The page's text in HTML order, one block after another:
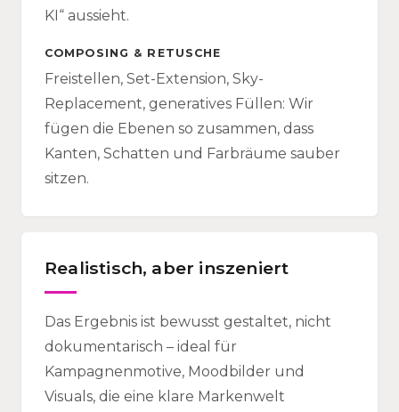
KI“ aussieht.
COMPOSING & RETUSCHE
Freistellen, Set-Extension, Sky-
Replacement, generatives Füllen: Wir
fügen die Ebenen so zusammen, dass
Kanten, Schatten und Farbräume sauber
sitzen.
Realistisch, aber inszeniert
Das Ergebnis ist bewusst gestaltet, nicht
dokumentarisch – ideal für
Kampagnenmotive, Moodbilder und
Visuals, die eine klare Markenwelt